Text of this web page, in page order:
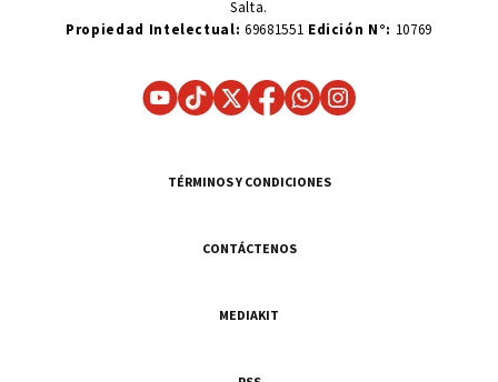
Salta.
Propiedad Intelectual: 69681551 Edición N°: 10769
TÉRMINOS Y CONDICIONES
CONTÁCTENOS
MEDIAKIT